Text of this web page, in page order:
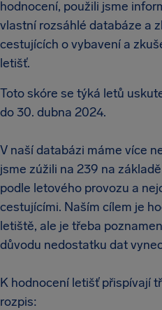
hodnocení, použili jsme
vlastní rozsáhlé databáze a
cestujících o vybavení a
letišť.
Toto skóre se týká letů
do 30. dubna 2024.
V naší databázi máme více
jsme zúžili na 239 na
podle letového provozu a
cestujícími. Naším cílem je
letiště, ale je třeba
důvodu nedostatku dat
K hodnocení letišť přispívají
rozpis: